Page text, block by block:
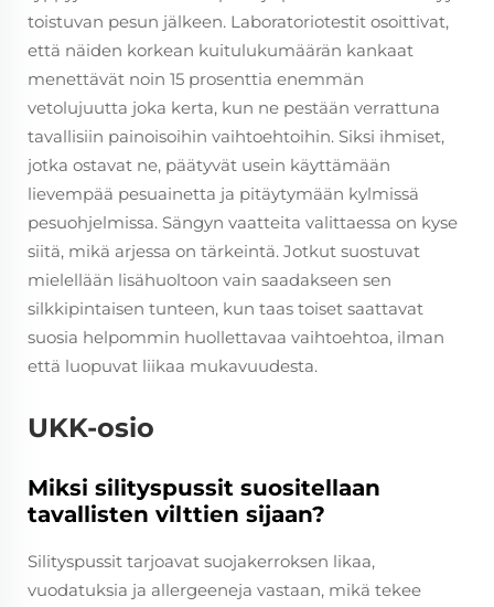
toistuvan pesun jälkeen. Laboratoriotestit osoittivat,
että näiden korkean kuitulukumäärän kankaat
menettävät noin 15 prosenttia enemmän
vetolujuutta joka kerta, kun ne pestään verrattuna
tavallisiin painoisoihin vaihtoehtoihin. Siksi ihmiset,
jotka ostavat ne, päätyvät usein käyttämään
lievempää pesuainetta ja pitäytymään kylmissä
pesuohjelmissa. Sängyn vaatteita valittaessa on kyse
siitä, mikä arjessa on tärkeintä. Jotkut suostuvat
mielellään lisähuoltoon vain saadakseen sen
silkkipintaisen tunteen, kun taas toiset saattavat
suosia helpommin huollettavaa vaihtoehtoa, ilman
että luopuvat liikaa mukavuudesta.
UKK-osio
Miksi silityspussit suositellaan
tavallisten vilttien sijaan?
Silityspussit tarjoavat suojakerroksen likaa,
vuodatuksia ja allergeeneja vastaan, mikä tekee